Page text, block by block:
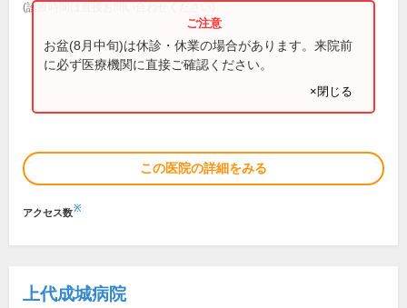
(診療時間は直接お問い合わせください)
お盆(8月中旬)は休診・休業の場合があります。来院前
に必ず医療機関に直接ご確認ください。
×閉じる
この医院の詳細をみる
アクセス数※
上代成城病院